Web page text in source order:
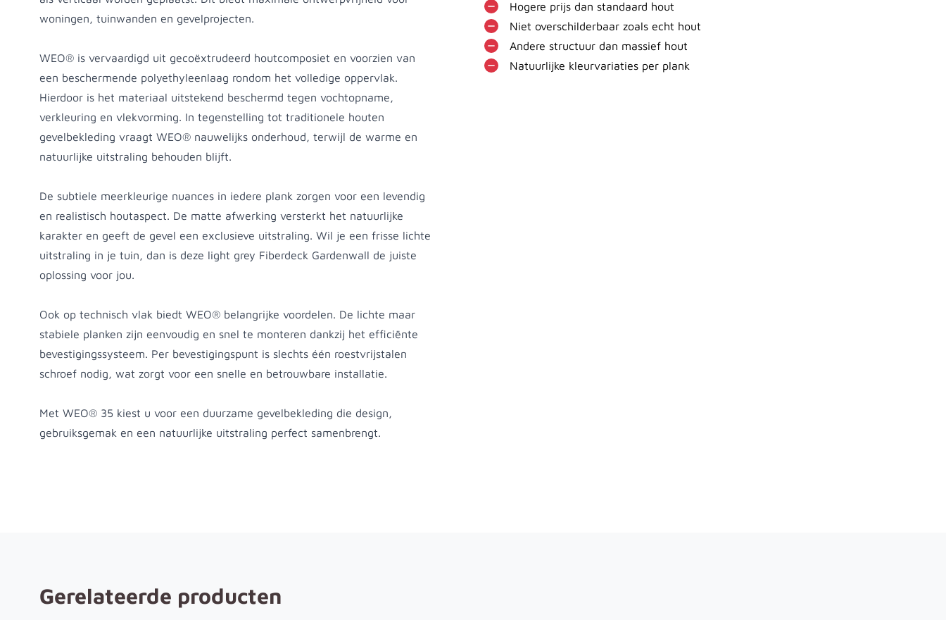
woningen, tuinwanden en gevelprojecten.
WEO® is vervaardigd uit gecoëxtrudeerd houtcomposiet en voorzien van
een beschermende polyethyleenlaag rondom het volledige oppervlak.
Hierdoor is het materiaal uitstekend beschermd tegen vochtopname,
verkleuring en vlekvorming. In tegenstelling tot traditionele houten
gevelbekleding vraagt WEO® nauwelijks onderhoud, terwijl de warme en
natuurlijke uitstraling behouden blijft.
De subtiele meerkleurige nuances in iedere plank zorgen voor een levendig
en realistisch houtaspect. De matte afwerking versterkt het natuurlijke
karakter en geeft de gevel een exclusieve uitstraling. Wil je een frisse lichte
uitstraling in je tuin, dan is deze light grey Fiberdeck Gardenwall de juiste
oplossing voor jou.
Ook op technisch vlak biedt WEO® belangrijke voordelen. De lichte maar
stabiele planken zijn eenvoudig en snel te monteren dankzij het efficiënte
bevestigingssysteem. Per bevestigingspunt is slechts één roestvrijstalen
schroef nodig, wat zorgt voor een snelle en betrouwbare installatie.
Met WEO® 35 kiest u voor een duurzame gevelbekleding die design,
gebruiksgemak en een natuurlijke uitstraling perfect samenbrengt.
Hogere prijs dan standaard hout
Niet overschilderbaar zoals echt hout
Andere structuur dan massief hout
Natuurlijke kleurvariaties per plank
Gerelateerde producten